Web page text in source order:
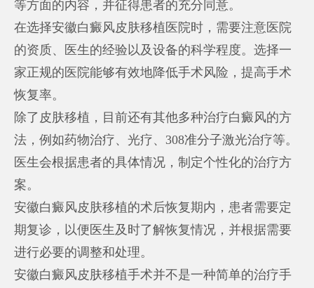
等方面的内容，并征得患者的充分同意。
在选择安徽白癜风皮肤移植医院时，需要注意医院
的资质、医生的经验以及设备的科学程度。选择一
家正规的医院能够有效地降低手术风险，提高手术
恢复率。
除了皮肤移植，目前还有其他多种治疗白癜风的方
法，例如药物治疗、光疗、308准分子激光治疗等。
医生会根据患者的具体情况，制定个性化的治疗方
案。
安徽白癜风皮肤移植的术后恢复期内，患者需要定
期复诊，以便医生及时了解恢复情况，并根据需要
进行必要的调整和处理。
安徽白癜风皮肤移植手术并不是一种简单的治疗手